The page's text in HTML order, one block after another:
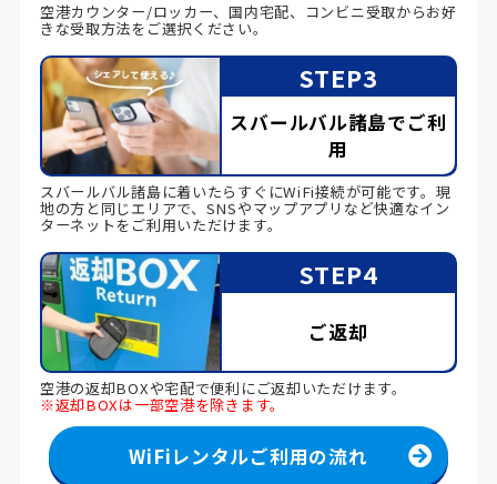
空港カウンター/ロッカー、国内宅配、コンビニ受取からお好
きな受取方法をご選択ください。
STEP3
スバールバル諸島でご利
用
スバールバル諸島に着いたらすぐにWiFi接続が可能です。現
地の方と同じエリアで、SNSやマップアプリなど快適なイン
ターネットをご利用いただけます。
STEP4
ご返却
空港の返却BOXや宅配で便利にご返却いただけます。
※返却BOXは一部空港を除きます。
WiFiレンタルご利用の流れ